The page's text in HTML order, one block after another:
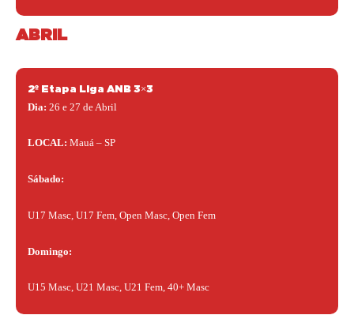
ABRIL
2º Etapa Liga ANB 3×3
Dia: 26 e 27 de Abril
LOCAL: Mauá – SP
Sábado:
U17 Masc, U17 Fem, Open Masc, Open Fem
Domingo:
U15 Masc, U21 Masc, U21 Fem, 40+ Masc